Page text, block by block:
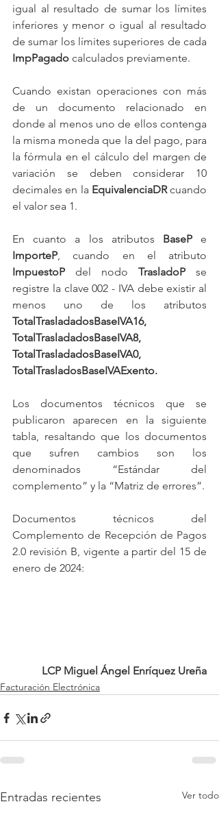
igual al resultado de sumar los límites
inferiores y menor o igual al resultado
ImpPagado calculados previamente.
Cuando existan operaciones con más
de un documento relacionado en
donde al menos uno de ellos contenga
la misma moneda que la del pago, para
la fórmula en el cálculo del margen de
variación se deben considerar 10
decimales en la EquivalenciaDR cuando
el valor sea 1.
En cuanto a los atributos BaseP
ImporteP
ImpuestoP del nodo TrasladoP se
registre la clave 002 - IVA debe existir al
TotalTrasladadosBaseIVA16,
TotalTrasladadosBaseIVA8,
TotalTrasladadosBaseIVA0,
TotalTrasladosBaseIVAExento.
Los documentos técnicos que se
publicaron aparecen en la siguiente
tabla, resaltando que los documentos
que sufren cambios son los
denominados “Estándar del
complemento” y la “Matriz de errores”.
Documentos técnicos del
Complemento de Recepción de Pagos
2.0 revisión B, vigente a partir del 15 de
enero de 2024:
LCP Miguel Ángel Enríquez Ureña
Facturación Electrónica
Entradas recientes Ver todo